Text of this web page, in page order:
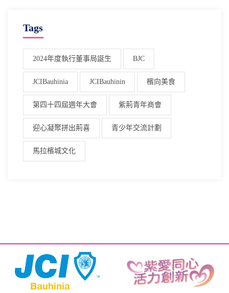
Tags
2024年度執行董事局誕生 BJC
JCIBauhinia JCIBauhinin 檳向美食
第四十四屆週年大會 紫荊青年商會
迎心凝聚拼出荊喜 青少年交流計劃
馬拉檳城文化